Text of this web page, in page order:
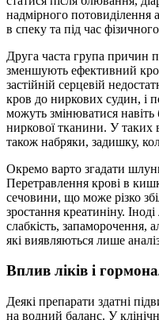
надмірного потовиділення
в спеку та під час
Друга часта група причин
зменшують ефективний
застійній серцевій
кров до ниркових судин, і
можуть змінюватися
ниркової тканини. У таких
також набряки, задишку,
Окремо варто згадати
Перетравлення крові в
сечовини, що може різко
зростання креатиніну.
слабкість, запаморочення,
які виявляються лише
Вплив ліків і
Деякі препарати здатні
на водний баланс. У